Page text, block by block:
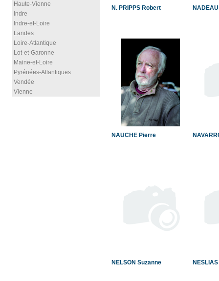
Haute-Vienne
Indre
Indre-et-Loire
Landes
Loire-Atlantique
Lot-et-Garonne
Maine-et-Loire
Pyrénées-Atlantiques
Vendée
Vienne
N. PRIPPS Robert
NAUCHE Pierre
NELSON Suzanne